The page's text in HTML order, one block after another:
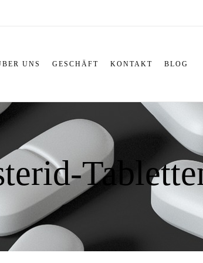
UNS GESCHÄFT KONTAKT BLOG